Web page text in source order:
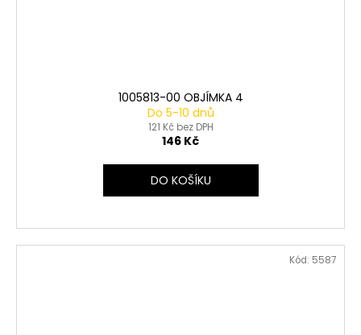
1005813-00 OBJÍMKA 4
Do 5-10 dnů
121 Kč bez DPH
146 Kč
DO KOŠÍKU
Kód: 5587